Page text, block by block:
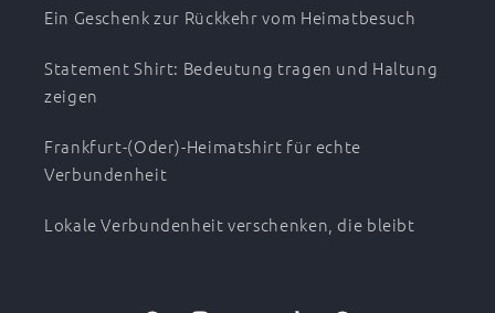
Ein Geschenk zur Rückkehr vom Heimatbesuch
Statement Shirt: Bedeutung tragen und Haltung
zeigen
Frankfurt-(Oder)-Heimatshirt für echte
Verbundenheit
Lokale Verbundenheit verschenken, die bleibt